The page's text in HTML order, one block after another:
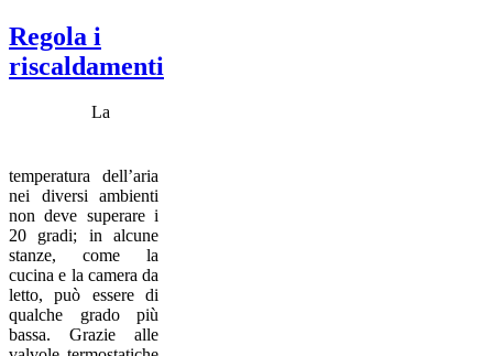
Regola i
riscaldamenti
La
temperatura dell’aria
nei diversi ambienti
non deve superare i
20 gradi; in alcune
stanze, come la
cucina e la camera da
letto, può essere di
qualche grado più
bassa. Grazie alle